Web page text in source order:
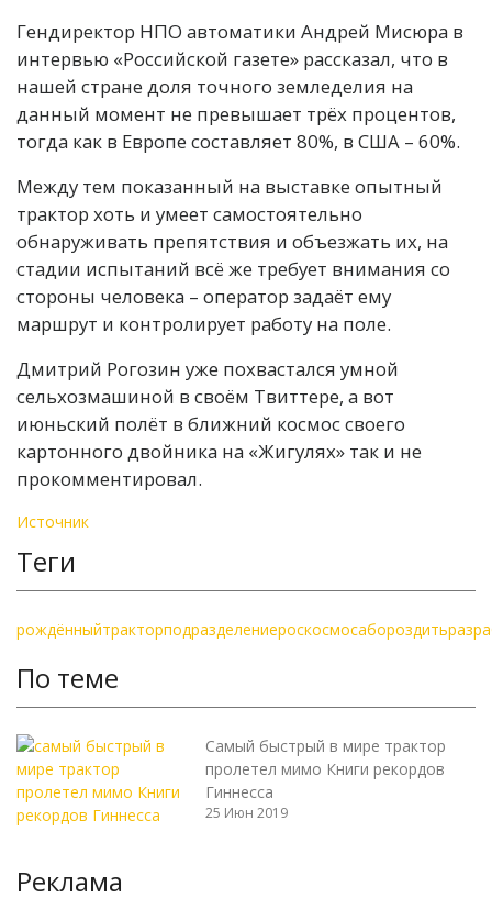
Гендиректор НПО автоматики Андрей Мисюра в
интервью «Российской газете» рассказал, что в
нашей стране доля точного земледелия на
данный момент не превышает трёх процентов,
тогда как в Европе составляет 80%, в США – 60%.
Между тем показанный на выставке опытный
трактор хоть и умеет самостоятельно
обнаруживать препятствия и объезжать их, на
стадии испытаний всё же требует внимания со
стороны человека – оператор задаёт ему
маршрут и контролирует работу на поле.
Дмитрий Рогозин уже похвастался умной
сельхозмашиной в своём Твиттере, а вот
июньский полёт в ближний космос своего
картонного двойника на «Жигулях» так и не
прокомментировал.
Источник
Теги
рождённыйтракторподразделениероскосмосабороздить
По теме
Самый быстрый в мире трактор
пролетел мимо Книги рекордов
Гиннесса
25 Июн 2019
Реклама